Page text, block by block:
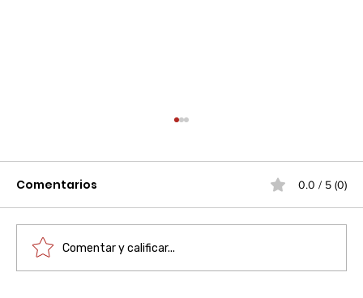
Comentarios 0.0 / 5 (0)
Comentar y calificar...